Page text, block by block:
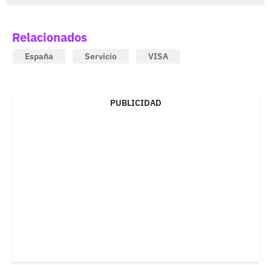
Relacionados
España Servicio VISA
PUBLICIDAD